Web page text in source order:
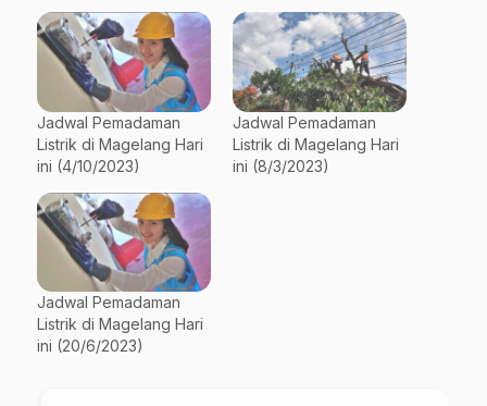
Jadwal Pemadaman
Listrik di Magelang Hari
ini (4/10/2023)
Jadwal Pemadaman
Listrik di Magelang Hari
ini (8/3/2023)
Jadwal Pemadaman
Listrik di Magelang Hari
ini (20/6/2023)